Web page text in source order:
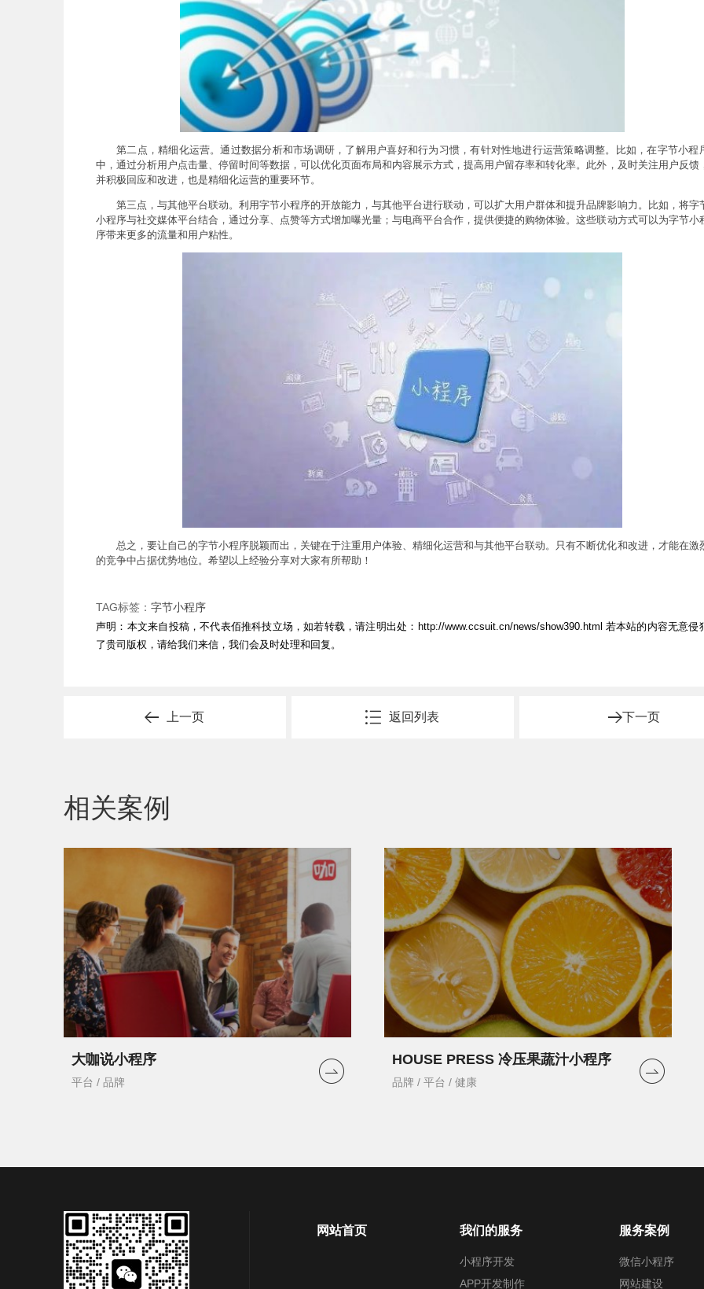
第二点，精细化运营。通过数据分析和市场调研，了解用户喜好和行为习惯，有针对性地进行运营策略调整。比如，在字节小程
中，通过分析用户点击量、停留时间等数据，可以优化页面布局和内容展示方式，提高用户留存率和转化率。此外，及时关注用户反馈
并积极回应和改进，也是精细化运营的重要环节。
第三点，与其他平台联动。利用字节小程序的开放能力，与其他平台进行联动，可以扩大用户群体和提升品牌影响力。比如，将字
小程序与社交媒体平台结合，通过分享、点赞等方式增加曝光量；与电商平台合作，提供便捷的购物体验。这些联动方式可以为字节小
序带来更多的流量和用户粘性。
总之，要让自己的字节小程序脱颖而出，关键在于注重用户体验、精细化运营和与其他平台联动。只有不断优化和改进，才能在激
的竞争中占据优势地位。希望以上经验分享对大家有所帮助！
TAG标签：字节小程序
声明：本文来自投稿，不代表佰推科技立场，如若转载，请注明出处： http://www.ccsuit.cn/news/show390.html 若本站的内容无意侵
了贵司版权，请给我们来信，我们会及时处理和回复。
上一页 下一页
返回列表
相关案例
大咖说小程序
平台 / 品牌
HOUSE PRESS 冷压果蔬汁小程序
品牌 / 平台 / 健康
网站首页 我们的服务
小程序开发
APP开发制作
服务案例
微信小程序
网站建设